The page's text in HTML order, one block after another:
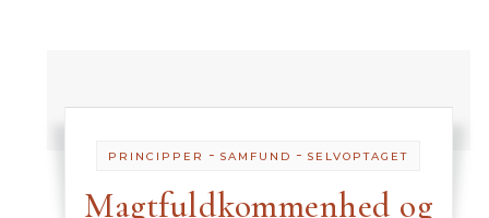
PRINCIPPER - SAMFUND - SELVOPTAGET
Magtfuldkommenhed og